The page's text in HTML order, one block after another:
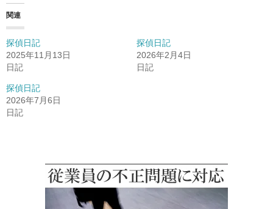
関連
探偵日記
2025年11月13日
日記
探偵日記
2026年2月4日
日記
探偵日記
2026年7月6日
日記